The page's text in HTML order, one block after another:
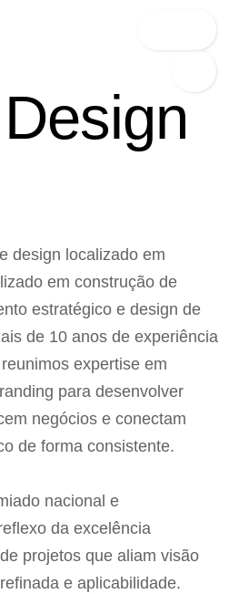
design localizado em
em construção de
estratégico e design de
de 10 anos de experiência
expertise em
para desenvolver
negócios e conectam
de forma consistente.
nacional e
da excelência
projetos que aliam visão
e aplicabilidade.